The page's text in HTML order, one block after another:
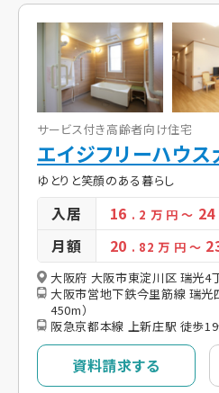
サービス付き高齢者向け住宅
エイジフリーハウ
ゆとりと笑顔のある暮らし
入居 16 . 2 万 円～ 24
月額 20 . 82万 円 ～
大阪府 大阪市東淀川区 瑞光4
大阪市営地下鉄今里筋線 瑞光
450m）
阪急京都本線 上新庄駅 徒歩19
資料請求する